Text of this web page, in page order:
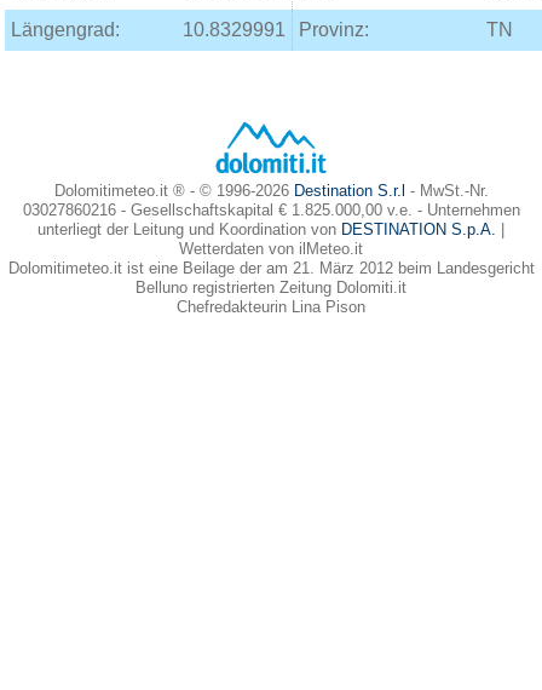
Längengrad:
10.8329991 Provinz: TN
Dolomitimeteo.it ® - © 1996-2026 Destination S.r.l - MwSt.-Nr.
03027860216 - Gesellschaftskapital € 1.825.000,00 v.e. - Unternehmen
unterliegt der Leitung und Koordination von DESTINATION S.p.A.
Wetterdaten von ilMeteo.it
Dolomitimeteo.it ist eine Beilage der am 21. März 2012 beim Landesgericht
Belluno registrierten Zeitung Dolomiti.it
Chefredakteurin Lina Pison